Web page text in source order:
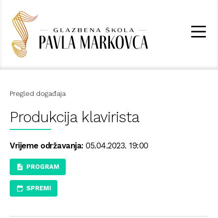
Pregled događaja
Produkcija klavirista
Vrijeme održavanja:05.04.2023. 19:00
PROGRAM
SPREMI